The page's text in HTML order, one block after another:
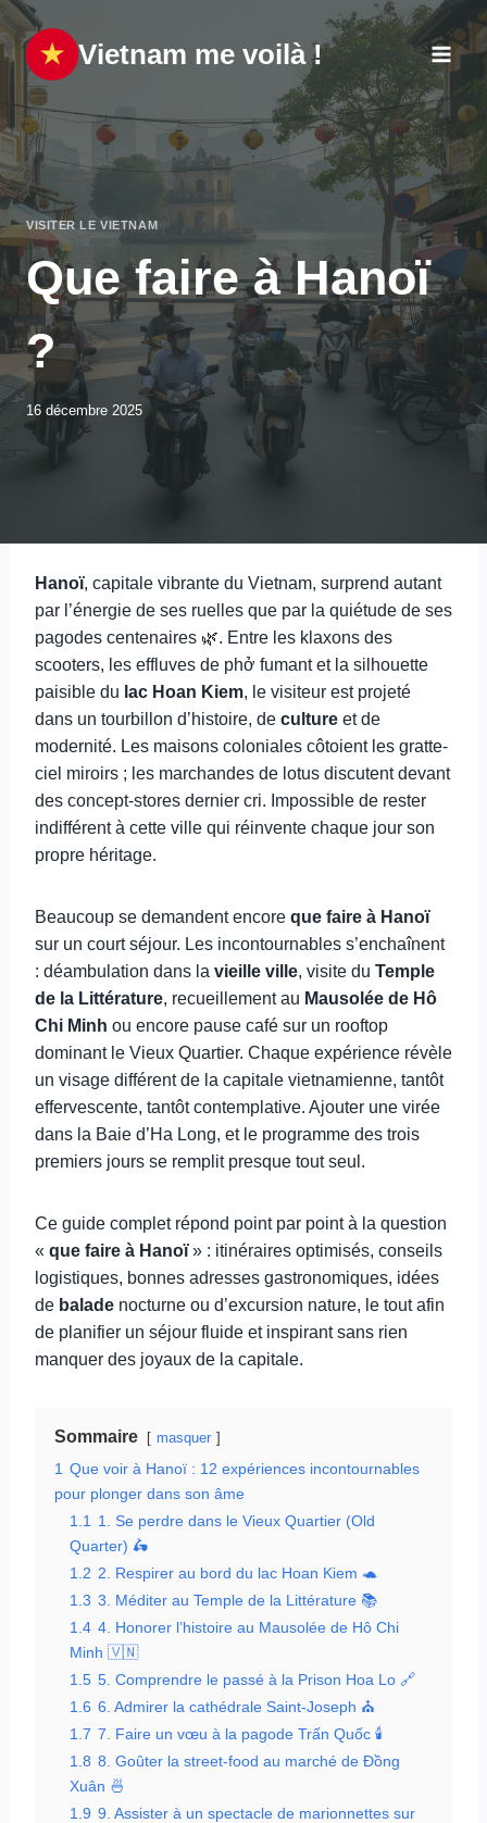
Aller
au
contenu
Vietnam me voilà !
VISITER LE VIETNAM
Que faire à Hanoï
?
16 décembre 2025
Hanoï, capitale vibrante du Vietnam, surprend autant
par l’énergie de ses ruelles que par la quiétude de ses
pagodes centenaires 🌿. Entre les klaxons des
scooters, les effluves de phở fumant et la silhouette
paisible du lac Hoan Kiem, le visiteur est projeté
dans un tourbillon d’histoire, de culture et de
modernité. Les maisons coloniales côtoient les gratte-
ciel miroirs ; les marchandes de lotus discutent devant
des concept-stores dernier cri. Impossible de rester
indifférent à cette ville qui réinvente chaque jour son
propre héritage.
Beaucoup se demandent encore que faire à Hanoï
sur un court séjour. Les incontournables s’enchaînent
: déambulation dans la vieille ville, visite du Temple
de la Littérature, recueillement au Mausolée de Hô
Chi Minh ou encore pause café sur un rooftop
dominant le Vieux Quartier. Chaque expérience révèle
un visage différent de la capitale vietnamienne, tantôt
effervescente, tantôt contemplative. Ajouter une virée
dans la Baie d’Ha Long, et le programme des trois
premiers jours se remplit presque tout seul.
Ce guide complet répond point par point à la question
« que faire à Hanoï» : itinéraires optimisés, conseils
logistiques, bonnes adresses gastronomiques, idées
de balade nocturne ou d’excursion nature, le tout afin
de planifier un séjour fluide et inspirant sans rien
manquer des joyaux de la capitale.
Sommaire masquer
1 Que voir à Hanoï : 12 expériences incontournables
pour plonger dans son âme
1.1
1. Se perdre dans le Vieux Quartier (Old
Quarter) 🛵
1.2 2. Respirer au bord du lac Hoan Kiem 🐢
1.3 3. Méditer au Temple de la Littérature 📚
1.4 4. Honorer l’histoire au Mausolée de Hô Chi
Minh 🇻🇳
1.5 5. Comprendre le passé à la Prison Hoa Lo 🔗
1.6 6. Admirer la cathédrale Saint-Joseph ⛪
1.7 7. Faire un vœu à la pagode Trấn Quốc 🕯️
1.8 8. Goûter la street-food au marché de Đồng
Xuân 🍜
1.9 9. Assister à un spectacle de marionnettes sur